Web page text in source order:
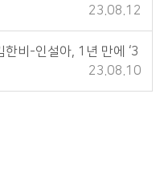
23.08.12
한비-인설아, 1년 만에 ‘3
23.08.10